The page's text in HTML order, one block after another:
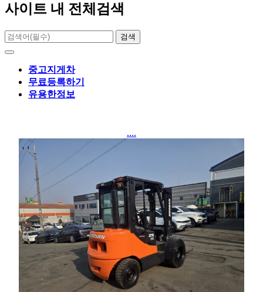
사이트 내 전체검색
검색
중고지게차
무료등록하기
유용한정보
....